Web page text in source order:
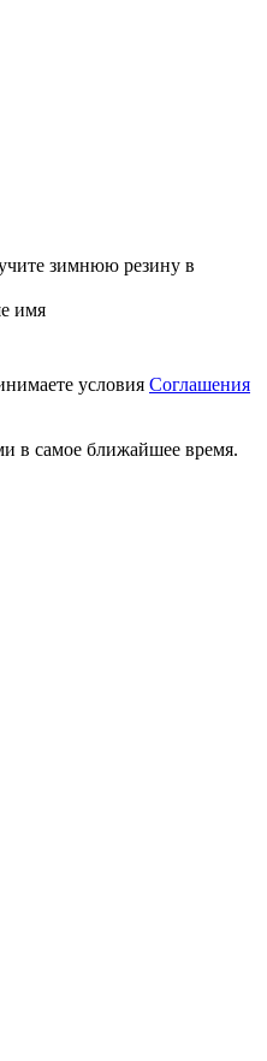
зимнюю резину в
имя
условия Соглашения
в самое ближайшее время.